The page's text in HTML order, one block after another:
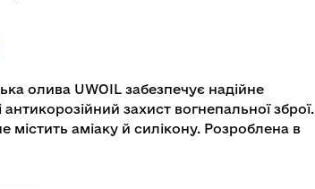
олива UWOIL забезпечує надійне
захист вогнепальної зброї.
містить аміаку й силікону. Розроблена в